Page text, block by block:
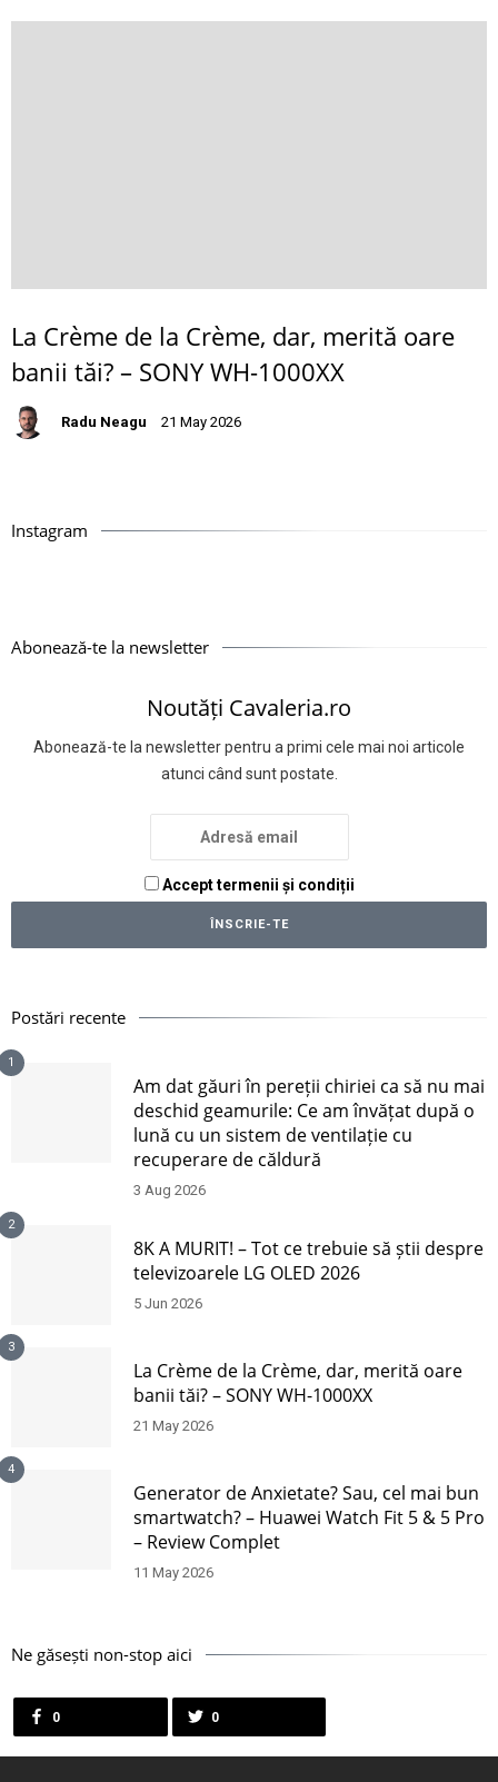
La Crème de la Crème, dar, merită oare
banii tăi? – SONY WH-1000XX
Radu Neagu 21 May 2026
Instagram
Abonează-te la newsletter
Noutăți Cavaleria.ro
Abonează-te la newsletter pentru a primi cele mai noi articole
atunci când sunt postate.
Accept termenii și condiții
Postări recente
1
Am dat găuri în pereții chiriei ca să nu mai
deschid geamurile: Ce am învățat după o
lună cu un sistem de ventilație cu
recuperare de căldură
3 Aug 2026
2
8K A MURIT! – Tot ce trebuie să știi despre
televizoarele LG OLED 2026
5 Jun 2026
3
La Crème de la Crème, dar, merită oare
banii tăi? – SONY WH-1000XX
21 May 2026
4
Generator de Anxietate? Sau, cel mai bun
smartwatch? – Huawei Watch Fit 5 & 5 Pro
– Review Complet
11 May 2026
Ne găsești non-stop aici
0 0